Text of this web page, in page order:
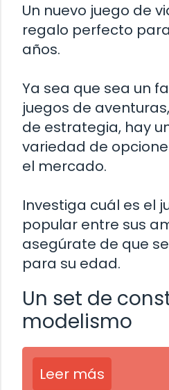
Un nuevo juego de
regalo perfecto para
años.
Ya sea que sea un
juegos de
de estrategia, hay
variedad de
el mercado.
Investiga cuál es el
popular entre sus
asegúrate de que
para su edad.
Un set de
modelismo
Leer más